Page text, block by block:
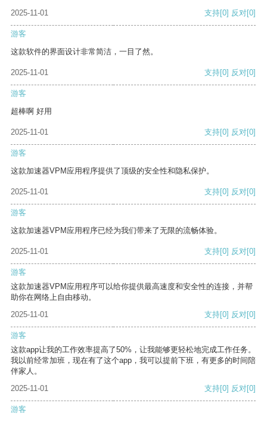
2025-11-01 支持[0] 反对[0]
游客
这款软件的界面设计非常简洁，一目了然。
2025-11-01 支持[0] 反对[0]
游客
超棒啊 好用
2025-11-01 支持[0] 反对[0]
游客
这款加速器VPM应用程序提供了顶级的安全性和隐私保护。
2025-11-01 支持[0] 反对[0]
游客
这款加速器VPM应用程序已经为我们带来了无限的流畅体验。
2025-11-01 支持[0] 反对[0]
游客
这款加速器VPM应用程序可以给你提供最高速度和安全性的连接，并帮
助你在网络上自由移动。
2025-11-01
支持[0] 反对[0]
游客
这款app让我的工作效率提高了50%，让我能够更轻松地完成工作任务。
我以前经常加班，现在有了这个app，我可以提前下班，有更多的时间陪
伴家人。
2025-11-01
支持[0] 反对[0]
游客